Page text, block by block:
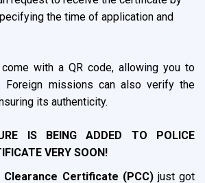
the time of application and
with a QR code, allowing you to
Foreign missions can also verify the
its authenticity.
IS BEING ADDED TO POLICE
VERY SOON!
Clearance Certificate (PCC)just got